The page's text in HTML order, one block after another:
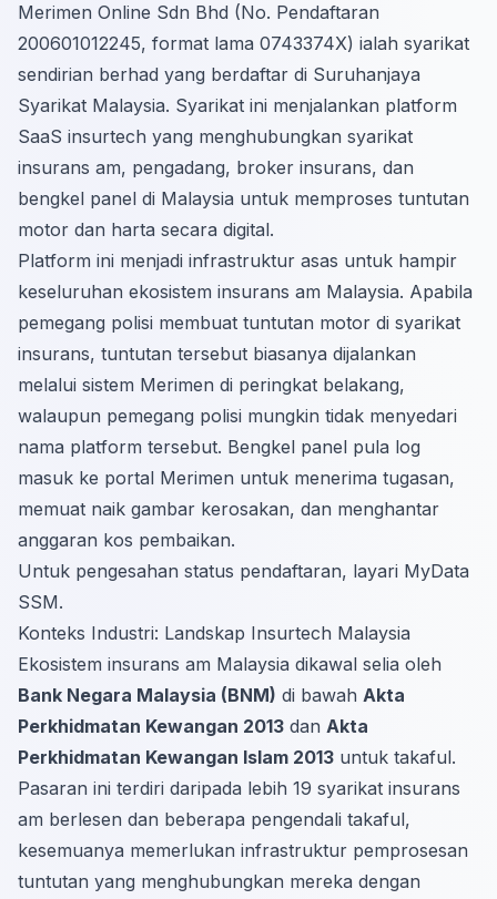
Merimen Online Sdn Bhd (No. Pendaftaran
200601012245, format lama 0743374X) ialah syarikat
sendirian berhad yang berdaftar di Suruhanjaya
Syarikat Malaysia. Syarikat ini menjalankan platform
SaaS insurtech yang menghubungkan syarikat
insurans am, pengadang, broker insurans, dan
bengkel panel di Malaysia untuk memproses tuntutan
motor dan harta secara digital.
Platform ini menjadi infrastruktur asas untuk hampir
keseluruhan ekosistem insurans am Malaysia. Apabila
pemegang polisi membuat tuntutan motor di syarikat
insurans, tuntutan tersebut biasanya dijalankan
melalui sistem Merimen di peringkat belakang,
walaupun pemegang polisi mungkin tidak menyedari
nama platform tersebut. Bengkel panel pula log
masuk ke portal Merimen untuk menerima tugasan,
memuat naik gambar kerosakan, dan menghantar
anggaran kos pembaikan.
Untuk pengesahan status pendaftaran, layari MyData
SSM.
Konteks Industri: Landskap Insurtech Malaysia
Ekosistem insurans am Malaysia dikawal selia oleh
Bank Negara Malaysia (BNM) di bawah Akta
Perkhidmatan Kewangan 2013 dan Akta
Perkhidmatan Kewangan Islam 2013 untuk takaful.
Pasaran ini terdiri daripada lebih 19 syarikat insurans
am berlesen dan beberapa pengendali takaful,
kesemuanya memerlukan infrastruktur pemprosesan
tuntutan yang menghubungkan mereka dengan